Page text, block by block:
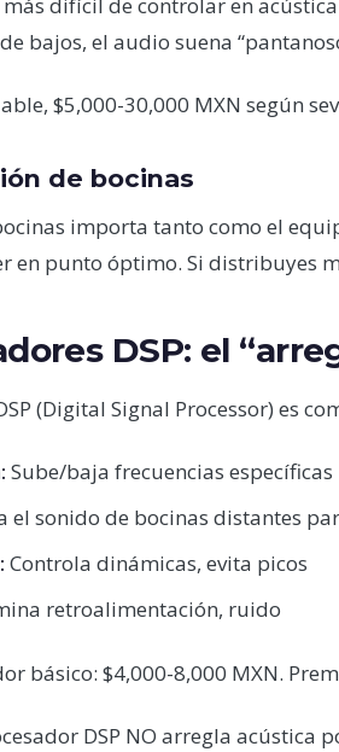
bajos, el audio suena
$5,000-30,000 MXN según
de bocinas
importa tanto como el
en punto óptimo. Si distribuyes
DSP: el
(Digital Signal Processor) es
Sube/baja frecuencias específicas
el sonido de bocinas distantes
Controla dinámicas, evita picos
retroalimentación, ruido
básico: $4,000-8,000 MXN.
DSP NO arregla acústica